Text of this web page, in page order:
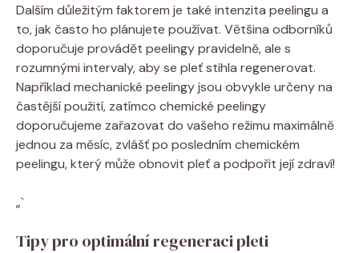
Dalším důležitým faktorem ⁤je také intenzita peelingu ⁤a⁢
to, jak často ho plánujete používat. Většina odborníků
doporučuje provádět peelingy pravidelně, ale s
rozumnými intervaly, aby se pleť stihla ‌regenerovat.
Například ⁢mechanické peelingy jsou obvykle určeny na
častější použití, zatímco chemické peelingy
doporučujeme zařazovat do vašeho režimu maximálně
jednou za měsíc, zvlášť po posledním⁢ chemickém
peelingu, ​který může obnovit pleť a podpořit její zdraví!
„`
Tipy pro⁤ optimální regeneraci ⁣pleti